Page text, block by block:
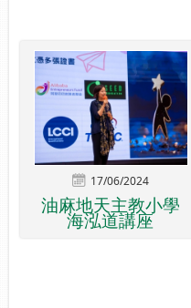
17/06/2024
油麻地天主教小學
海泓道講座